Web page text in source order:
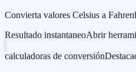
Convierta valores Celsius a
Resultado instantaneoAbrir
calculadoras de conversión